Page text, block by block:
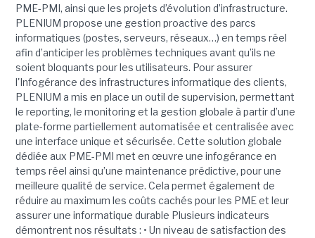
PME-PMI, ainsi que les projets d’évolution d’infrastructure.
PLENIUM propose une gestion proactive des parcs
informatiques (postes, serveurs, réseaux…) en temps réel
afin d’anticiper les problèmes techniques avant qu’ils ne
soient bloquants pour les utilisateurs. Pour assurer
l'Infogérance des infrastructures informatique des clients,
PLENIUM a mis en place un outil de supervision, permettant
le reporting, le monitoring et la gestion globale à partir d’une
plate-forme partiellement automatisée et centralisée avec
une interface unique et sécurisée. Cette solution globale
dédiée aux PME-PMI met en œuvre une infogérance en
temps réel ainsi qu’une maintenance prédictive, pour une
meilleure qualité de service. Cela permet également de
réduire au maximum les coûts cachés pour les PME et leur
assurer une informatique durable Plusieurs indicateurs
démontrent nos résultats : • Un niveau de satisfaction des